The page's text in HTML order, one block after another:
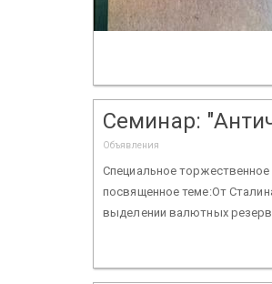
Семинар:
Объявления
Специальное
посвященное теме:От
выделении валютных